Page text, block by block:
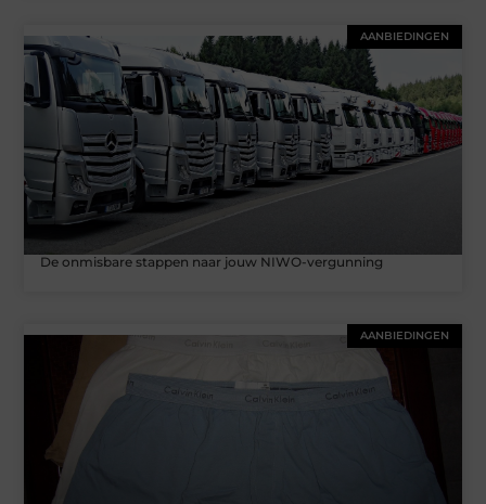
AANBIEDINGEN
De onmisbare stappen naar jouw NIWO-vergunning
AANBIEDINGEN